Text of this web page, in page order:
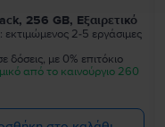
256 GB, Εξαιρετικό
εκτιμώμενος 2-5 εργάσιμες
δόσεις, με 0% επιτόκιο
από το καινούργιο 260